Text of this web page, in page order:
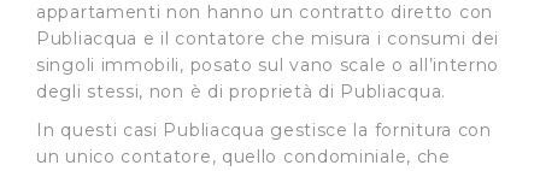
appartamenti non hanno un contratto diretto con
Publiacqua e il contatore che misura i consumi dei
singoli immobili, posato sul vano scale o all’interno
degli stessi, non è di proprietà di Publiacqua.
In questi casi Publiacqua gestisce la fornitura con
un unico contatore, quello condominiale, che